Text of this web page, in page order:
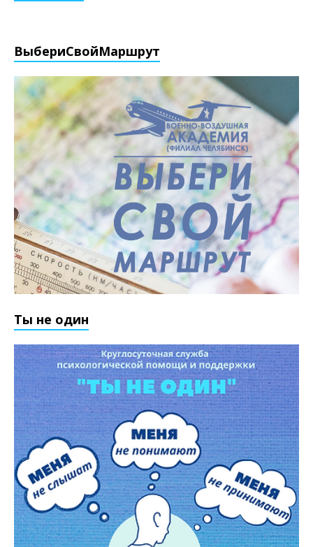
ВыбериCвойМаршрут
Ты не один